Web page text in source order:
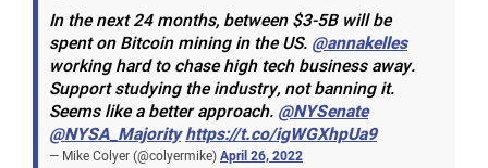
In the next 24 months, between $3-5B will be
spent on Bitcoin mining in the US. @annakelles
working hard to chase high tech business away.
Support studying the industry, not banning it.
Seems like a better approach. @NYSenate
@NYSA_Majorityhttps://t.co/igWGXhpUa9
— Mike Colyer (@colyermike)April 26, 2022